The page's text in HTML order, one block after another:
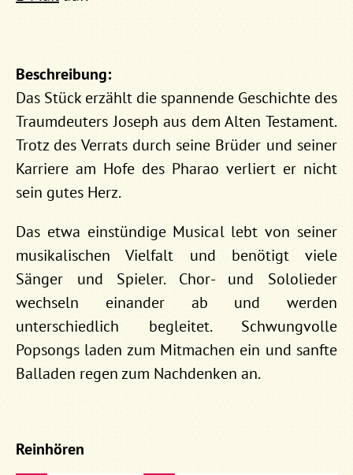
Beschreibung:
Das Stück erzählt die spannende Geschichte des
Traumdeuters Joseph aus dem Alten Testament.
Trotz des Verrats durch seine Brüder und seiner
Karriere am Hofe des Pharao verliert er nicht
sein gutes Herz.
Das etwa einstündige Musical lebt von seiner
musikalischen Vielfalt und benötigt viele
Sänger und Spieler. Chor- und Sololieder
wechseln einander ab und werden
unterschiedlich begleitet. Schwungvolle
Popsongs laden zum Mitmachen ein und sanfte
Balladen regen zum Nachdenken an.
Reinhören